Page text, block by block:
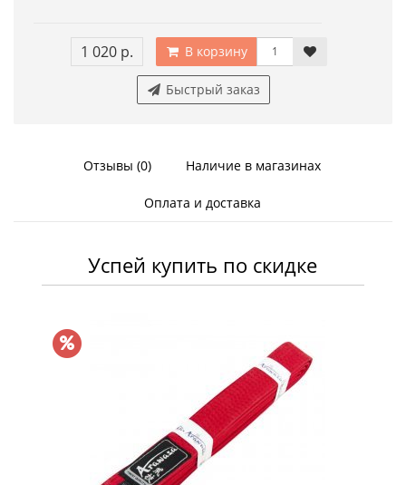
1 020 р. В корзину
Быстрый заказ
Отзывы (0) Наличие в магазинах
Оплата и доставка
Успей купить по скидке